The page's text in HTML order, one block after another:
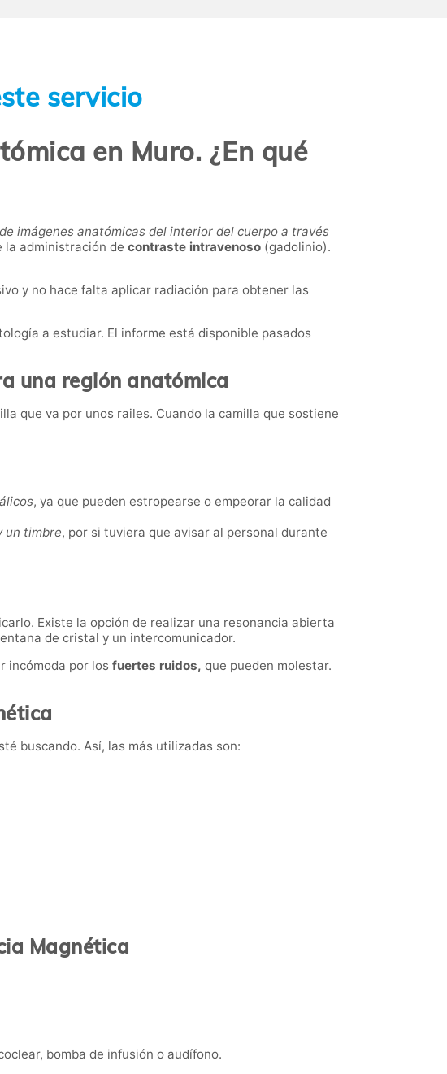
servicio
en Muro. ¿En qué
imágenes anatómicas del interior del cuerpo a través
la administración de contraste intravenoso (gadolinio).
y no hace falta aplicar radiación para obtener las
a estudiar. El informe está disponible pasados
una región anatómica
que va por unos railes. Cuando la camilla que sostiene
, ya que pueden estropearse o empeorar la calidad
un timbre, por si tuviera que avisar al personal durante
Existe la opción de realizar una resonancia abierta
de cristal y un intercomunicador.
incómoda por los fuertes ruidos, que pueden molestar.
buscando. Así, las más utilizadas son:
Magnética
bomba de infusión o audífono.